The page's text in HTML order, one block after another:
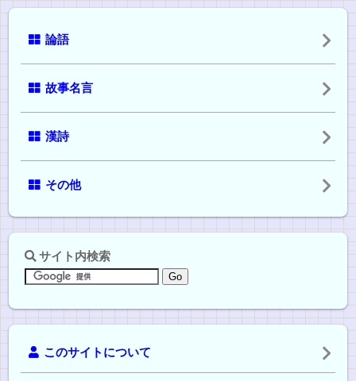
論語
故事名言
漢詩
その他
サイト内検索
このサイトについて